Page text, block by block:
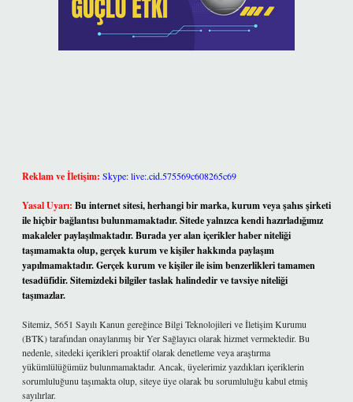
Reklam ve İletişim: Skype: live:.cid.575569c608265c69
Yasal Uyarı: Bu internet sitesi, herhangi bir marka, kurum veya şahıs şirketi
ile hiçbir bağlantısı bulunmamaktadır. Sitede yalnızca kendi hazırladığımız
makaleler paylaşılmaktadır. Burada yer alan içerikler haber niteliği
taşımamakta olup, gerçek kurum ve kişiler hakkında paylaşım
yapılmamaktadır. Gerçek kurum ve kişiler ile isim benzerlikleri tamamen
tesadüfidir. Sitemizdeki bilgiler taslak halindedir ve tavsiye niteliği
taşımazlar.
Sitemiz, 5651 Sayılı Kanun gereğince Bilgi Teknolojileri ve İletişim Kurumu
(BTK) tarafından onaylanmış bir Yer Sağlayıcı olarak hizmet vermektedir. Bu
nedenle, sitedeki içerikleri proaktif olarak denetleme veya araştırma
yükümlülüğümüz bulunmamaktadır. Ancak, üyelerimiz yazdıkları içeriklerin
sorumluluğunu taşımakta olup, siteye üye olarak bu sorumluluğu kabul etmiş
sayılırlar.